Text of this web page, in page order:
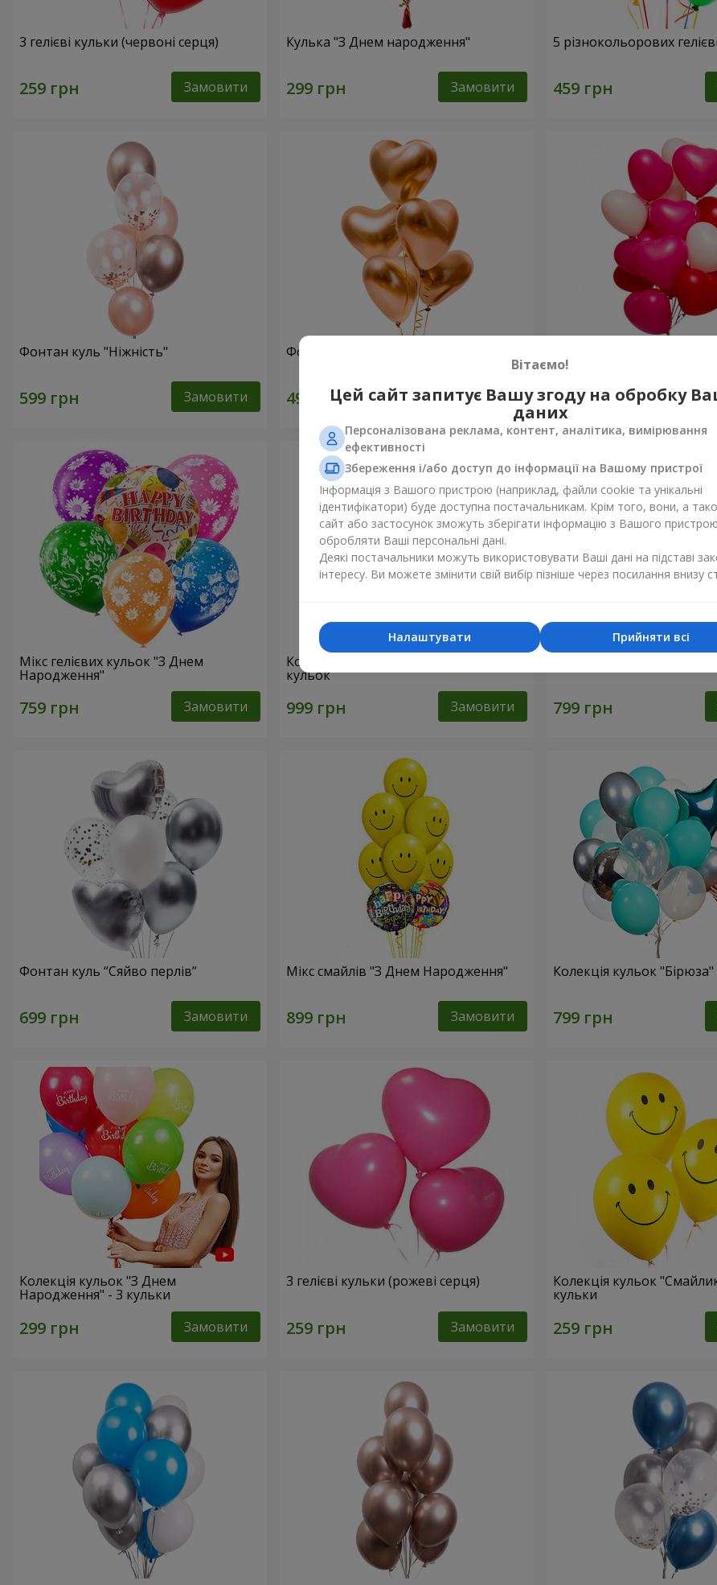
3 гелієві кульки (червоні серця)
Замовити
Кулька "З Днем народження"
Замовити
5 різнокольорових
Фонтан куль "Ніжність"
Замовити
Фонтан куль “Golden hearts”
Замовити
15 гелієвих кульок (у
Мікс гелієвих кульок "З Днем
Народження"
Замовити
Колекція кульок "Фламінго" - 9
кульок
Замовити
Фонтан куль “Сяйво перлів”
Замовити
Мікс смайлів "З Днем Народження"
Замовити
Колекція кульок
Колекція кульок "З Днем
Народження" - 3 кульки
Замовити
3 гелієві кульки (рожеві серця)
Замовити
Колекція кульок
кульки
Вітаємо!
Цей сайт запитує Вашу згоду на обробку
даних
Персоналізована реклама, контент, аналітика, вимірювання
ефективності
Збереження і/або доступ до інформації на Вашому пристрої
Інформація з Вашого пристрою (наприклад, файли cookie та унікальні
ідентифікатори) буде доступна постачальникам. Крім того, вони, а
сайт або застосунок зможуть зберігати інформацію з Вашого
обробляти Ваші персональні дані.
Деякі постачальники можуть використовувати Ваші дані на підставі
інтересу. Ви можете змінити свій вибір пізніше через посилання внизу
Прийняти всі
Налаштувати